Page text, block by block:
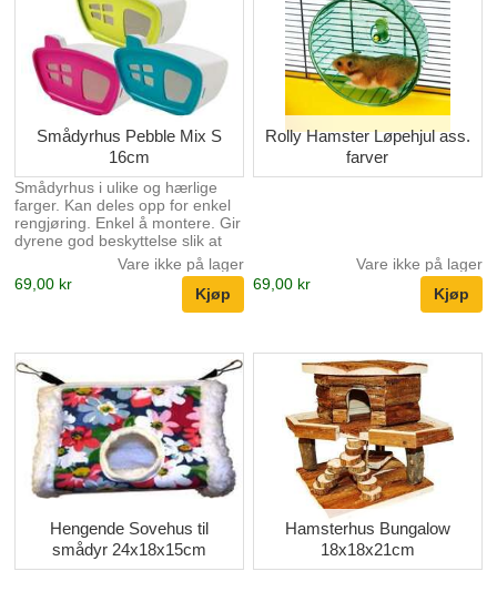
Smådyrhus Pebble Mix S
16cm
Smådyrhus i ulike og hærlige
farger. Kan deles opp for enkel
rengjøring. Enkel å montere. Gir
dyrene god beskyttelse slik at
de kan føle seg rolige og trygge.
ass.
Vare ikke på lager
69,00 kr
Rolly Hamster Løpehjul ass.
farver
Vare ikke på lager
69,00 kr
Hengende Sovehus til
smådyr 24x18x15cm
Hamsterhus Bungalow
18x18x21cm